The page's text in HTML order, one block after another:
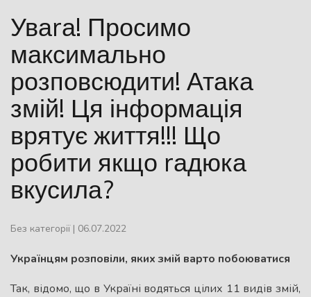
Уваrа! Просимо
максимально
розповсюдити! Атака
змій! Ця інформація
врятує життя!!! Що
робити якщо rадюка
вкусила?
Без категорії | 06.07.2022
Українцям розповіли, яких змій варто побоюватися
Так, відомо, що в Україні водяться цілих 11 видів змій,